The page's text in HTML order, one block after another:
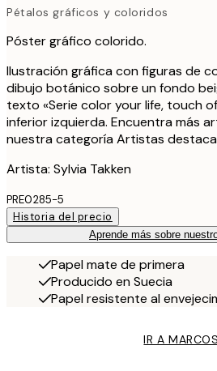
Pétalos gráficos y coloridos
Póster gráfico colorido.
Ilustración gráfica con figuras de
dibujo botánico sobre un fondo
texto «Serie color your life, touch
inferior izquierda. Encuentra más
nuestra categoría Artistas
Artista: Sylvia Takken
PRE0285-5
Historia del precio
Aprende más sobre
Papel mate de primera
Producido en Suecia
Papel resistente al
IR A MARCOS